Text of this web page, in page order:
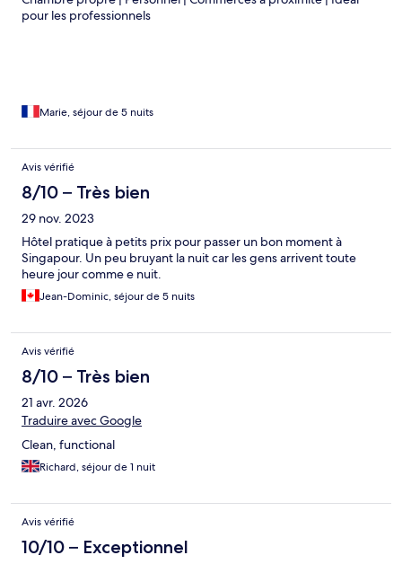
pour les professionnels
Marie, séjour de 5 nuits
Avis vérifié
8/10 – Très bien
29 nov. 2023
Hôtel pratique à petits prix pour passer un bon moment à
Singapour. Un peu bruyant la nuit car les gens arrivent toute
heure jour comme e nuit.
Jean-Dominic, séjour de 5 nuits
Avis vérifié
8/10 – Très bien
21 avr. 2026
Traduire avec Google
Clean, functional
Richard, séjour de 1 nuit
Avis vérifié
10/10 – Exceptionnel